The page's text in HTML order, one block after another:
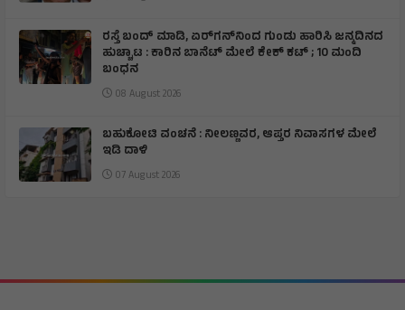
ರಸ್ತೆ ಬಂದ್ ಮಾಡಿ, ಏರ್‌ಗನ್‌ನಿಂದ ಗುಂಡು ಹಾರಿಸಿ ಜನ್ಮದಿನದ
ಹುಚ್ಚಾಟ : ಕಾರಿನ ಬಾನೆಟ್ ಮೇಲೆ ಕೇಕ್ ಕಟ್‌ ; 10 ಮಂದಿ
ಬಂಧನ
08 August 2026
ಬಹುಕೋಟಿ ವಂಚನೆ : ನೀಲಣ್ಣವರ, ಆಪ್ತರ ನಿವಾಸಗಳ ಮೇಲೆ
ಇಡಿ ದಾಳಿ
07 August 2026